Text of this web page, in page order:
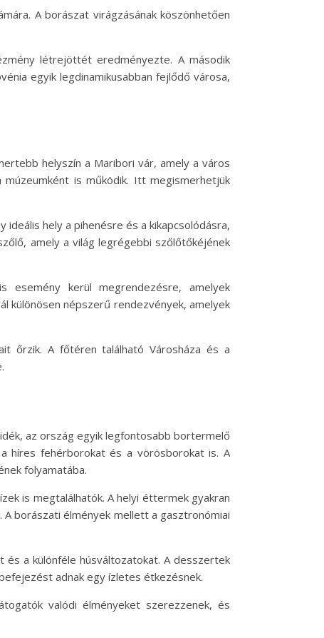
A borászat virágzásának köszönhetően
létrejöttét eredményezte. A második
egyik legdinamikusabban fejlődő városa,
helyszín a Maribori vár, amely a város
is működik. Itt megismerhetjük
hely a pihenésre és a kikapcsolódásra,
amely a világ legrégebbi szőlőtőkéjének
kerül megrendezésre, amelyek
különösen népszerű rendezvények, amelyek
őrzik. A főtéren található Városháza és a
az ország egyik legfontosabb bortermelő
híres fehérborokat és a vörösborokat is. A
folyamatába.
is megtalálhatók. A helyi éttermek gyakran
borászati élmények mellett a gasztronómiai
a különféle húsváltozatokat. A desszertek
adnak egy ízletes étkezésnek.
valódi élményeket szerezzenek, és